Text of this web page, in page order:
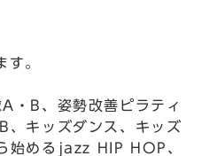
す。
・B、姿勢改善ピラティ
、キッズダンス、キッズ
始めるjazz HIP HOP、